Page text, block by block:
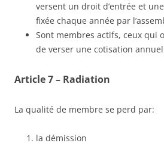
versent un droit d’entrée et
fixée chaque année par
Sont membres actifs, ceux qui
de verser une cotisation
Article 7 – Radiation
La qualité de membre se perd par:
la démission